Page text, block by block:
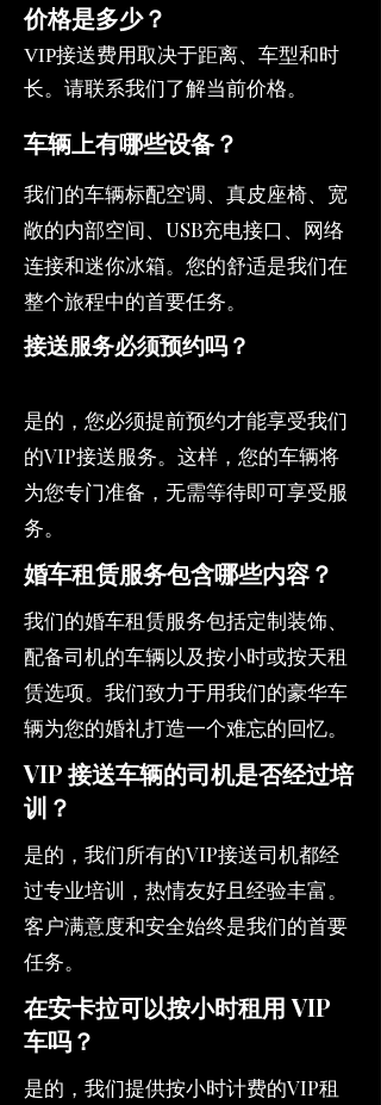
价格是多少？
VIP接送费用取决于距离、车型和时
长。请联系我们了解当前价格。
车辆上有哪些设备？
我们的车辆标配空调、真皮座椅、宽
敞的内部空间、USB充电接口、网络
连接和迷你冰箱。您的舒适是我们在
整个旅程中的首要任务。
接送服务必须预约吗？
是的，您必须提前预约才能享受我们
的VIP接送服务。这样，您的车辆将
为您专门准备，无需等待即可享受服
务。
婚车租赁服务包含哪些内容？
我们的婚车租赁服务包括定制装饰、
配备司机的车辆以及按小时或按天租
赁选项。我们致力于用我们的豪华车
辆为您的婚礼打造一个难忘的回忆。
VIP 接送车辆的司机是否经过培
训？
是的，我们所有的VIP接送司机都经
过专业培训，热情友好且经验丰富。
客户满意度和安全始终是我们的首要
任务。
在安卡拉可以按小时租用 VIP
车吗？
是的，我们提供按小时计费的VIP租